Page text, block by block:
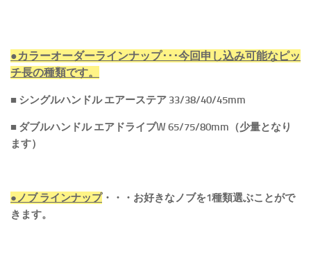
●カラーオーダーラインナップ･･･今回申し込み可能なピッ
チ長の種類です。
■ シングルハンドル エアーステア 33/38/40/45mm
■ ダブルハンドル エアドライブW 65/75/80mm（少量となり
ます）
●ノブ ラインナップ・・・お好きなノブを1種類選ぶことがで
きます。